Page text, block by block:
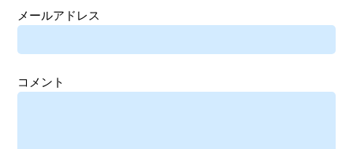
メールアドレス
コメント